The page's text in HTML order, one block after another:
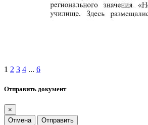
1 2 3 4 ... 6
Отправить документ
×
Отмена
Отправить